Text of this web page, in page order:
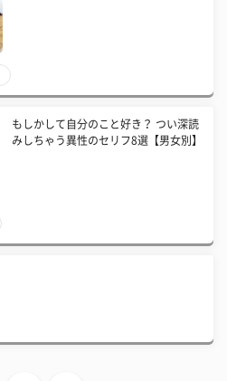
もしかして自分のこと好き？ つい深読
みしちゃう異性のセリフ8選【男女別】